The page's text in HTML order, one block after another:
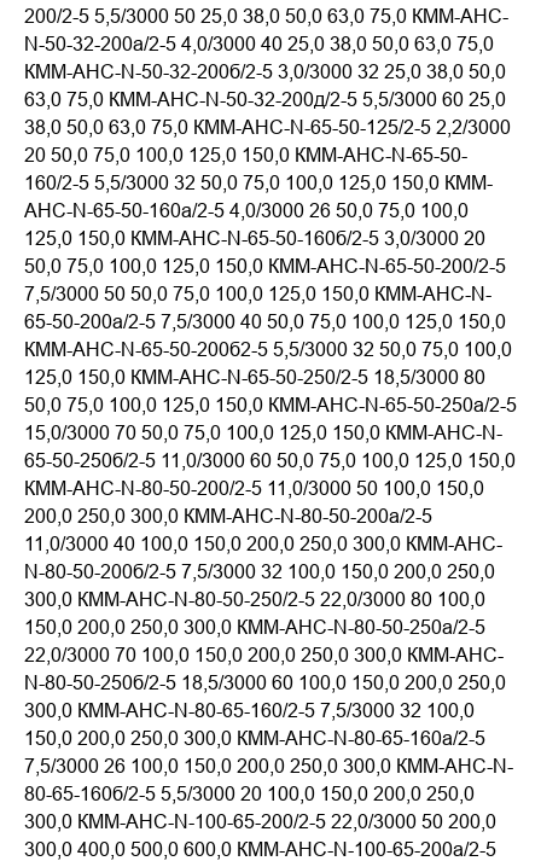
200/2-5 5,5/3000 50 25,0 38,0 50,0 63,0 75,0 КММ-АНС-
N-50-32-200а/2-5 4,0/3000 40 25,0 38,0 50,0 63,0 75,0
КММ-АНС-N-50-32-200б/2-5 3,0/3000 32 25,0 38,0 50,0
63,0 75,0 КММ-АНС-N-50-32-200д/2-5 5,5/3000 60 25,0
38,0 50,0 63,0 75,0 КММ-АНС-N-65-50-125/2-5 2,2/3000
20 50,0 75,0 100,0 125,0 150,0 КММ-АНС-N-65-50-
160/2-5 5,5/3000 32 50,0 75,0 100,0 125,0 150,0 КММ-
АНС-N-65-50-160а/2-5 4,0/3000 26 50,0 75,0 100,0
125,0 150,0 КММ-АНС-N-65-50-160б/2-5 3,0/3000 20
50,0 75,0 100,0 125,0 150,0 КММ-АНС-N-65-50-200/2-5
7,5/3000 50 50,0 75,0 100,0 125,0 150,0 КММ-АНС-N-
65-50-200а/2-5 7,5/3000 40 50,0 75,0 100,0 125,0 150,0
КММ-АНС-N-65-50-200б2-5 5,5/3000 32 50,0 75,0 100,0
125,0 150,0 КММ-АНС-N-65-50-250/2-5 18,5/3000 80
50,0 75,0 100,0 125,0 150,0 КММ-АНС-N-65-50-250а/2-5
15,0/3000 70 50,0 75,0 100,0 125,0 150,0 КММ-АНС-N-
65-50-250б/2-5 11,0/3000 60 50,0 75,0 100,0 125,0 150,0
КММ-АНС-N-80-50-200/2-5 11,0/3000 50 100,0 150,0
200,0 250,0 300,0 КММ-АНС-N-80-50-200а/2-5
11,0/3000 40 100,0 150,0 200,0 250,0 300,0 КММ-АНС-
N-80-50-200б/2-5 7,5/3000 32 100,0 150,0 200,0 250,0
300,0 КММ-АНС-N-80-50-250/2-5 22,0/3000 80 100,0
150,0 200,0 250,0 300,0 КММ-АНС-N-80-50-250а/2-5
22,0/3000 70 100,0 150,0 200,0 250,0 300,0 КММ-АНС-
N-80-50-250б/2-5 18,5/3000 60 100,0 150,0 200,0 250,0
300,0 КММ-АНС-N-80-65-160/2-5 7,5/3000 32 100,0
150,0 200,0 250,0 300,0 КММ-АНС-N-80-65-160а/2-5
7,5/3000 26 100,0 150,0 200,0 250,0 300,0 КММ-АНС-N-
80-65-160б/2-5 5,5/3000 20 100,0 150,0 200,0 250,0
300,0 КММ-АНС-N-100-65-200/2-5 22,0/3000 50 200,0
300,0 400,0 500,0 600,0 КММ-АНС-N-100-65-200а/2-5